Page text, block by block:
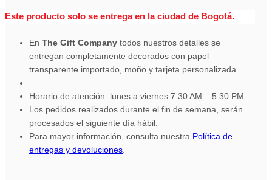
Este producto solo se entrega en la ciudad de Bogotá.
En The Gift Company todos nuestros detalles se
entregan completamente decorados con papel
transparente importado, moño y tarjeta personalizada.
Horario de atención: lunes a viernes 7:30 AM – 5:30 PM
Los pedidos realizados durante el fin de semana, serán
procesados el siguiente día hábil.
Para mayor información, consulta nuestra Política de
entregas y devoluciones.